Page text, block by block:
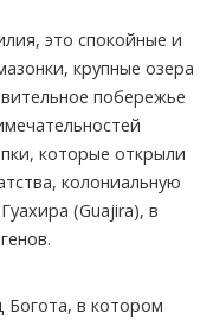
это спокойные и
крупные озера
побережье
которые открыли
колониальную
(Guajira), в
Богота, в котором